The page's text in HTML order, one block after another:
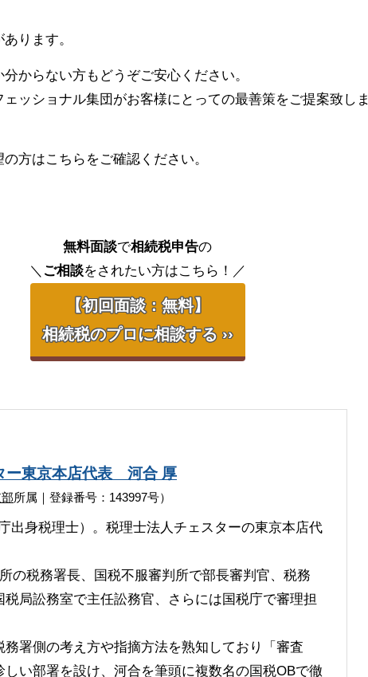
ります。
からない方もどうぞご安心ください。
ッショナル集団がお客様にとっての最善策をご提案致しま
方はこちらをご確認ください。
無料面談で相続税申告の
＼ ご相談をされたい方はこちら！／
【初回面談：無料】
相続税のプロに相談する ››
ー東京本店代表 河合 厚
所属｜登録番号：143997号）
出身税理士）。税理士法人チェスターの東京本店代
の税務署長、国税不服審判所で部長審判官、税務
税局訟務室で主任訟務官、さらには国税庁で審理担
署側の考え方や指摘方法を熟知しており「審査
い部署を設け、河合を筆頭に複数名の国税OBで徹